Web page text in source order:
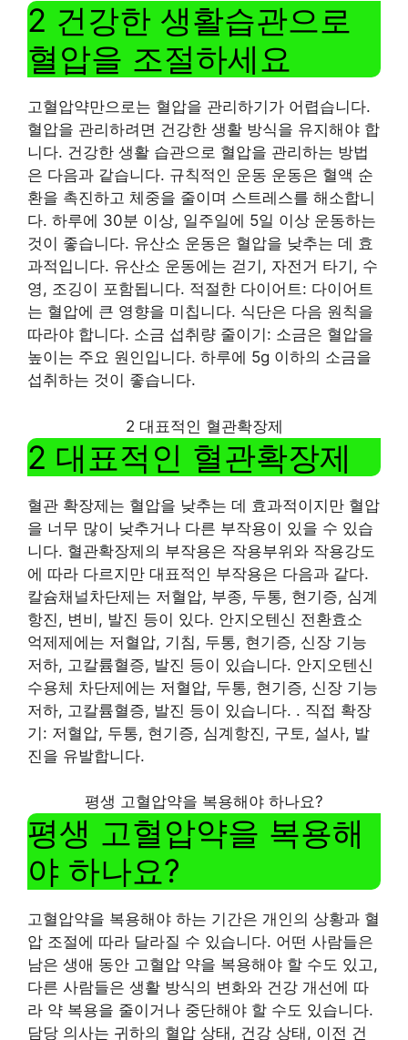
2 건강한 생활습관으로
혈압을 조절하세요
고혈압약만으로는 혈압을 관리하기가 어렵습니다.
혈압을 관리하려면 건강한 생활 방식을 유지해야 합
니다. 건강한 생활 습관으로 혈압을 관리하는 방법
은 다음과 같습니다. 규칙적인 운동 운동은 혈액 순
환을 촉진하고 체중을 줄이며 스트레스를 해소합니
다. 하루에 30분 이상, 일주일에 5일 ​​이상 운동하는
것이 좋습니다. 유산소 운동은 혈압을 낮추는 데 효
과적입니다. 유산소 운동에는 걷기, 자전거 타기, 수
영, 조깅이 포함됩니다. 적절한 다이어트: 다이어트
는 혈압에 큰 영향을 미칩니다. 식단은 다음 원칙을
따라야 합니다. 소금 섭취량 줄이기: 소금은 혈압을
높이는 주요 원인입니다. 하루에 5g 이하의 소금을
섭취하는 것이 좋습니다.
2 대표적인 혈관확장제
2 대표적인 혈관확장제
혈관 확장제는 혈압을 낮추는 데 효과적이지만 혈압
을 너무 많이 낮추거나 다른 부작용이 있을 수 있습
니다. 혈관확장제의 부작용은 작용부위와 작용강도
에 따라 다르지만 대표적인 부작용은 다음과 같다.
칼슘채널차단제는 저혈압, 부종, 두통, 현기증, 심계
항진, 변비, 발진 등이 있다. 안지오텐신 전환효소
억제제에는 저혈압, 기침, 두통, 현기증, 신장 기능
저하, 고칼륨혈증, 발진 등이 있습니다. 안지오텐신
수용체 차단제에는 저혈압, 두통, 현기증, 신장 기능
저하, 고칼륨혈증, 발진 등이 있습니다. . 직접 확장
기: 저혈압, 두통, 현기증, 심계항진, 구토, 설사, 발
진을 유발합니다.
평생 고혈압약을 복용해야 하나요?
평생 고혈압약을 복용해
야 하나요?
고혈압약을 복용해야 하는 기간은 개인의 상황과 혈
압 조절에 따라 달라질 수 있습니다. 어떤 사람들은
남은 생애 동안 고혈압 약을 복용해야 할 수도 있고,
다른 사람들은 생활 방식의 변화와 건강 개선에 따
라 약 복용을 줄이거나 중단해야 할 수도 있습니다.
담당 의사는 귀하의 혈압 상태, 건강 상태, 이전 건